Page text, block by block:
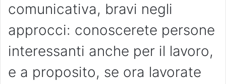
comunicativa, bravi negli
approcci: conoscerete persone
interessanti anche per il lavoro,
e a proposito, se ora lavorate